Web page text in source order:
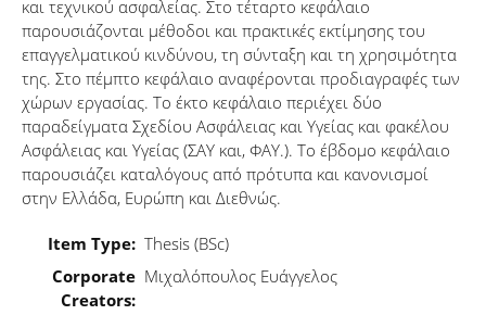
και τεχνικού ασφαλείας. Στο τέταρτο κεφάλαιο
παρουσιάζονται μέθοδοι και πρακτικές εκτίμησης του
επαγγελματικού κινδύνου, τη σύνταξη και τη χρησιμότητα
της. Στο πέμπτο κεφάλαιο αναφέρονται προδιαγραφές των
χώρων εργασίας. Το έκτο κεφάλαιο περιέχει δύο
παραδείγματα Σχεδίου Ασφάλειας και Υγείας και φακέλου
Ασφάλειας και Υγείας (ΣΑΥ και, ΦΑΥ.). Το έβδομο κεφάλαιο
παρουσιάζει καταλόγους από πρότυπα και κανονισμοί
στην Ελλάδα, Ευρώπη και Διεθνώς.
Item Type: Thesis (BSc)
Corporate
Creators:
Μιχαλόπουλος Ευάγγελος